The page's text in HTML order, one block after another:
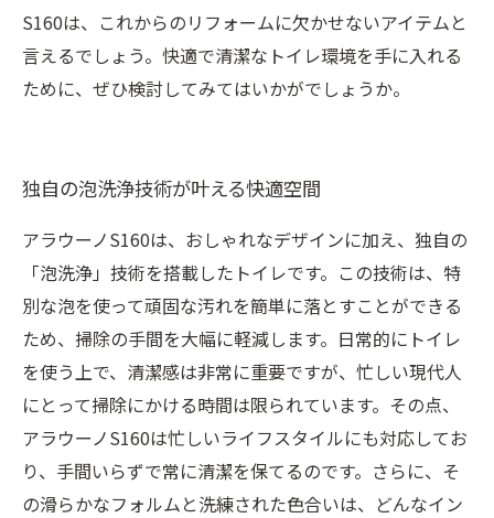
S160は、これからのリフォームに欠かせないアイテムと
言えるでしょう。快適で清潔なトイレ環境を手に入れる
ために、ぜひ検討してみてはいかがでしょうか。
独自の泡洗浄技術が叶える快適空間
アラウーノS160は、おしゃれなデザインに加え、独自の
「泡洗浄」技術を搭載したトイレです。この技術は、特
別な泡を使って頑固な汚れを簡単に落とすことができる
ため、掃除の手間を大幅に軽減します。日常的にトイレ
を使う上で、清潔感は非常に重要ですが、忙しい現代人
にとって掃除にかける時間は限られています。その点、
アラウーノS160は忙しいライフスタイルにも対応してお
り、手間いらずで常に清潔を保てるのです。さらに、そ
の滑らかなフォルムと洗練された色合いは、どんなイン